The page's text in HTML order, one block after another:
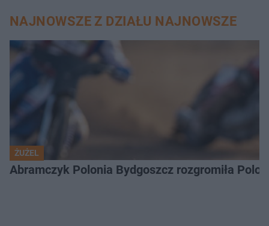
NAJNOWSZE Z DZIAŁU NAJNOWSZE
ŻUŻEL
Abramczyk Polonia Bydgoszcz rozgromiła